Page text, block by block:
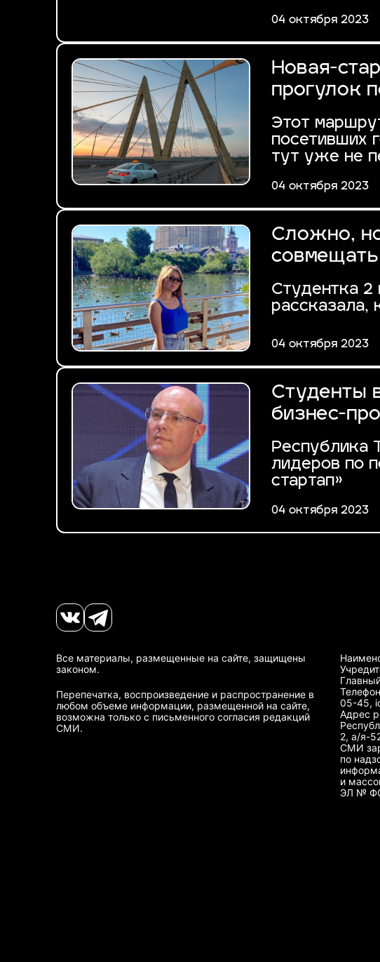
04 октября 2023
Новая-
прогулок
Этот
посетивших
тут уже не
04 октября 2023
Сложно,
Студентка
рассказала,
04 октября 2023
Студенты
бизнес-
Республика
лидеров по
стартап»
04 октября 2023
Все материалы, размещенные на сайте, защищены
законом.
Перепечатка, воспроизведение и распространение в
любом объеме информации, размещенной на сайте,
возможна только с письменного согласия редакций
СМИ.
05-45,
Адрес
2, а/я-
СМИ
по
и
ЭЛ № ФС